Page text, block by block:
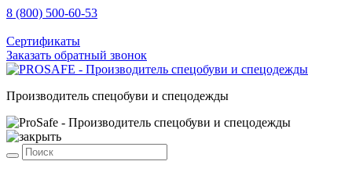
8 (800) 500-60-53
Сертификаты
Заказать обратный звонок
Производитель спецобуви и спецодежды